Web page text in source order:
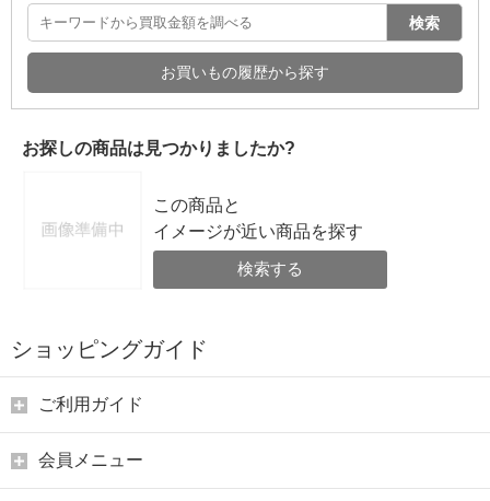
検索
お買いもの履歴から探す
お探しの商品は見つかりましたか?
この商品と
イメージが近い商品を探す
検索する
ショッピングガイド
ご利用ガイド
会員メニュー